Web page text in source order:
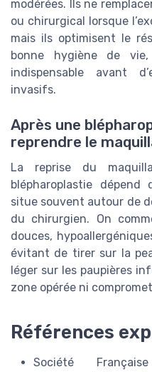
modérées. Ils ne
ou chirurgical lorsque
mais ils optimisent le
bonne hygiène de
indispensable avant
invasifs.
Après une
reprendre le
La reprise du
blépharoplastie
situe souvent autour de
du chirurgien. On
douces,
évitant de tirer sur la
léger sur les paupières
zone opérée ni
Références
Société